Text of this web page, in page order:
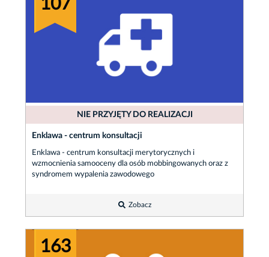
107
NIE PRZYJĘTY DO REALIZACJI
Enklawa - centrum konsultacji
Enklawa - centrum konsultacji merytorycznych i
wzmocnienia samooceny dla osób mobbingowanych oraz z
syndromem wypalenia zawodowego
Zobacz
163